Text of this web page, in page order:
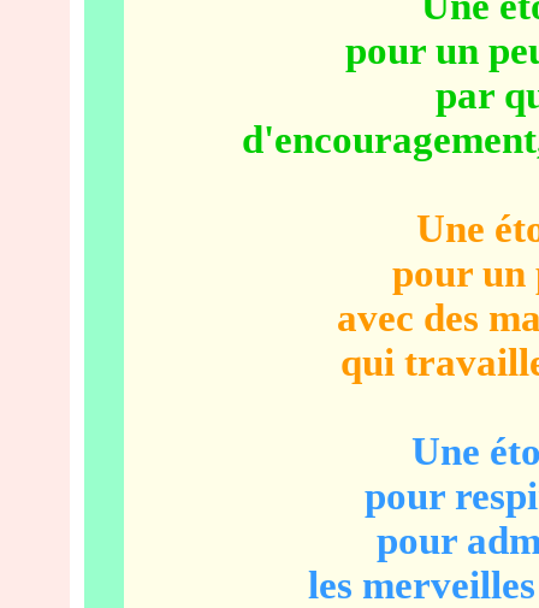
pour un
par
Une
pour un
avec des
qui
Une
pour
pour
les